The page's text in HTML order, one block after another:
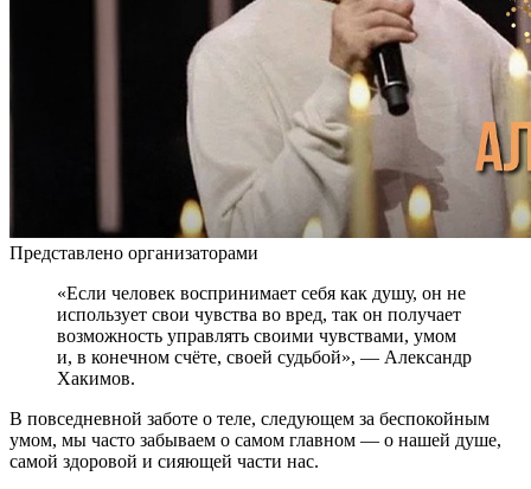
Представлено организаторами
«Если человек воспринимает себя как душу, он не
использует свои чувства во вред, так он получает
возможность управлять своими чувствами, умом
и, в конечном счёте, своей судьбой», — Александр
Хакимов.
В повседневной заботе о теле, следующем за беспокойным
умом, мы часто забываем о самом главном — о нашей душе,
самой здоровой и сияющей части нас.